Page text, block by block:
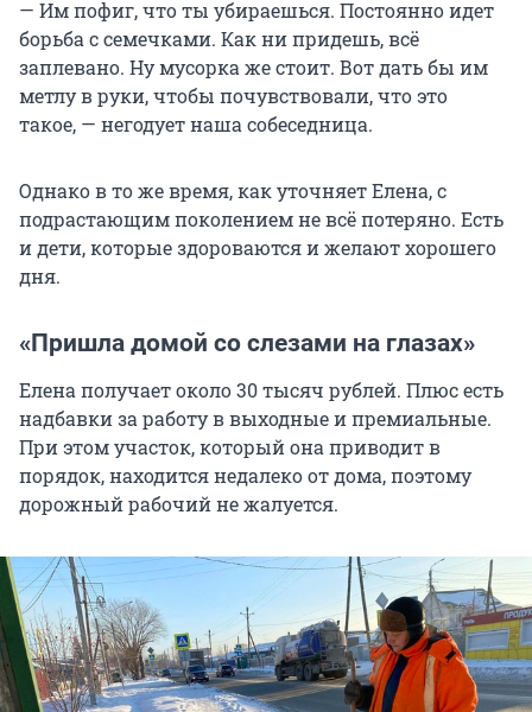
— Им пофиг, что ты убираешься. Постоянно идет
борьба с семечками. Как ни придешь, всё
заплевано. Ну мусорка же стоит. Вот дать бы им
метлу в руки, чтобы почувствовали, что это
такое, — негодует наша собеседница.
Однако в то же время, как уточняет Елена, с
подрастающим поколением не всё потеряно. Есть
и дети, которые здороваются и желают хорошего
дня.
«Пришла домой со слезами на глазах»
Елена получает около 30 тысяч рублей. Плюс есть
надбавки за работу в выходные и премиальные.
При этом участок, который она приводит в
порядок, находится недалеко от дома, поэтому
дорожный рабочий не жалуется.